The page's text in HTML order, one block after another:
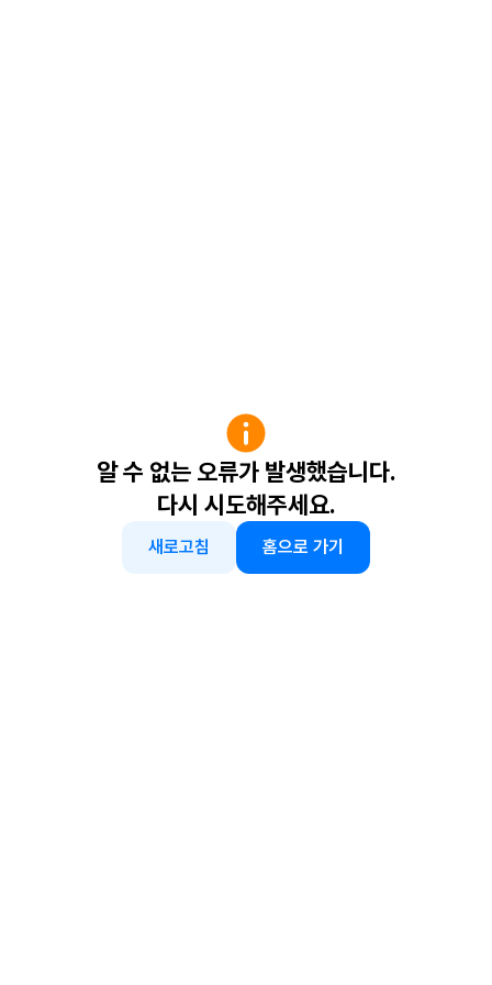
알 수 없는 오류가 발생했습니다.
다시 시도해주세요.
새로고침 홈으로 가기